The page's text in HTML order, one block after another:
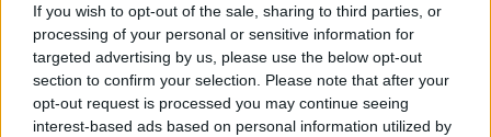
If you wish to opt-out of the sale, sharing to third parties, or
processing of your personal or sensitive information for
targeted advertising by us, please use the below opt-out
section to confirm your selection. Please note that after your
opt-out request is processed you may continue seeing
interest-based ads based on personal information utilized by
FINANZA